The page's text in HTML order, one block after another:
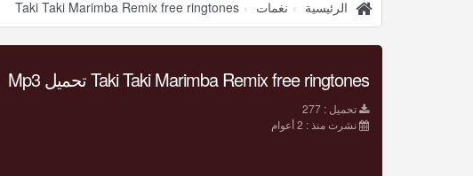
الرئيسية نغمات Taki Taki Marimba Remix free ringtones
Taki Taki Marimba Remix free ringtones تحميل Mp3
تحميل : 277
نشرت منذ : 2 أعوام